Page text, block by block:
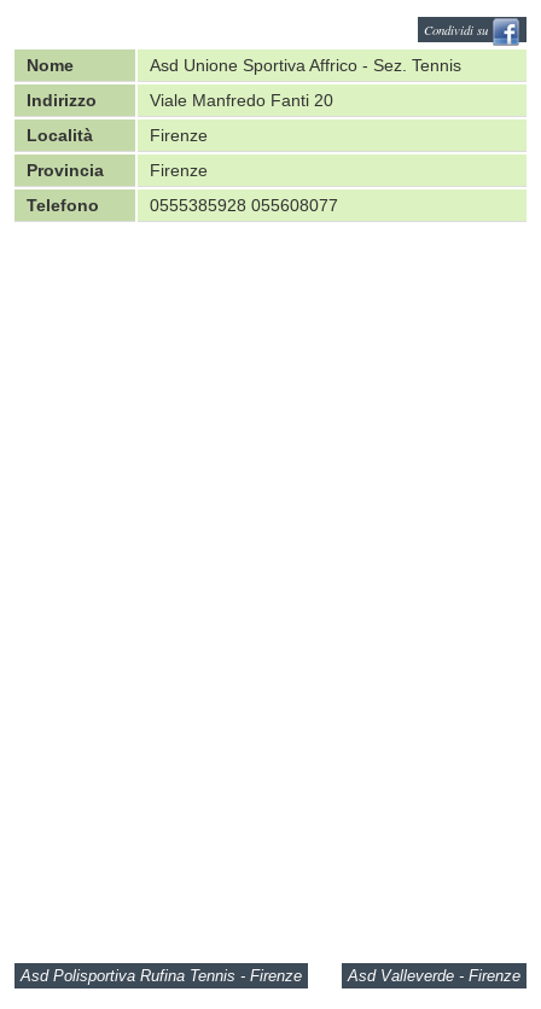
Condividi su
Nome
Asd Unione Sportiva Affrico - Sez. Tennis
Indirizzo
Viale Manfredo Fanti 20
Località
Firenze
Provincia
Firenze
Telefono
0555385928 055608077
Asd Polisportiva Rufina Tennis - Firenze Asd Valleverde - Firenze